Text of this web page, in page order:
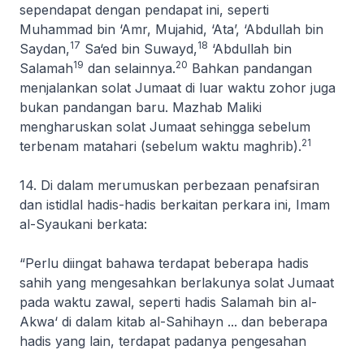
sependapat dengan pendapat ini, seperti
Muhammad bin ‘Amr, Mujahid, ‘Ata’, ‘Abdullah bin
Saydan,17 Sa‘ed bin Suwayd,18 ‘Abdullah bin
Salamah19 dan selainnya.20 Bahkan pandangan
menjalankan solat Jumaat di luar waktu zohor juga
bukan pandangan baru. Mazhab Maliki
mengharuskan solat Jumaat sehingga sebelum
terbenam matahari (sebelum waktu maghrib).21
14. Di dalam merumuskan perbezaan penafsiran
dan istidlal hadis-hadis berkaitan perkara ini, Imam
al-Syaukani berkata:
“Perlu diingat bahawa terdapat beberapa hadis
sahih yang mengesahkan berlakunya solat Jumaat
pada waktu zawal, seperti hadis Salamah bin al-
Akwa‘ di dalam kitab al-Sahihayn ... dan beberapa
hadis yang lain, terdapat padanya pengesahan